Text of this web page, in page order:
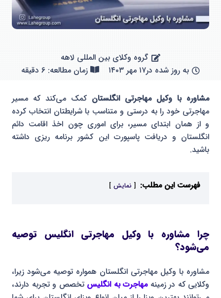
گروه وکلای بین المللی لاهه
به روز شده در۱۷ مهر ۱۴۰۳ زمان مطالعه: 6 دقیقه
مشاوره با وکیل مهاجرتی انگلستان کمک می‌کند که مسیر
مهاجرتی خود را به درستی و متناسب با شرایطتان انتخاب کرده
و از همان ابتدای مسیر، برای اموری چون اخذ اقامت دائم
انگلستان و دریافت پاسپورت این کشور برنامه ریزی داشته
باشید.
فهرست این مطلب: نمایش
چرا مشاوره با وکیل مهاجرتی انگلیس توصیه
می‌شود؟
مشاوره با وکیل مهاجرتی انگلستان همواره توصیه می‌شود زیرا،
وکلایی که در زمینهمهاجرت به انگلیس تخصص و تجربه دارند،